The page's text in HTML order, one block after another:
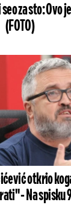
za sto: Ovo
(FOTO)
otkrio
- Na spisku